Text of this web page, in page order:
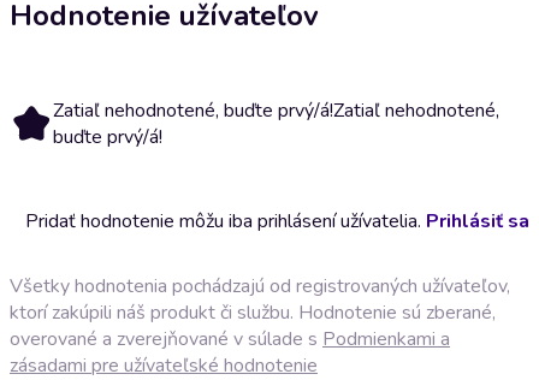
Hodnotenie užívateľov
Zatiaľ nehodnotené, buďte prvý/á!Zatiaľ nehodnotené,
buďte prvý/á!
Pridať hodnotenie môžu iba prihlásení užívatelia. Prihlásiť sa
Všetky hodnotenia pochádzajú od registrovaných užívateľov,
ktorí zakúpili náš produkt či službu. Hodnotenie sú zberané,
overované a zverejňované v súlade s Podmienkami a
zásadami pre užívateľské hodnotenie